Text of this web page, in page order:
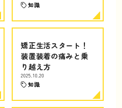
知識
矯正生活スタート！
装置装着の痛みと乗
り越え方
2025.10.20
知識